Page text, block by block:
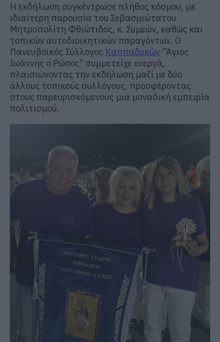
Η εκδήλωση συγκέντρωσε πλήθος κόσμου, με
ιδιαίτερη παρουσία του Σεβασμιώτατου
Μητροπολίτη Φθιώτιδος, κ. Συμεών, καθώς και
τοπικών αυτοδιοικητικών παραγόντων. Ο
Πανευβοϊκός Σύλλογος Καππαδοκών “Άγιος
Ιωάννης ο Ρώσος” συμμετείχε ενεργά,
πλαισιώνοντας την εκδήλωση μαζί με δύο
άλλους τοπικούς συλλόγους, προσφέροντας
στους παρευρισκόμενους μια μοναδική εμπειρία
πολιτισμού.